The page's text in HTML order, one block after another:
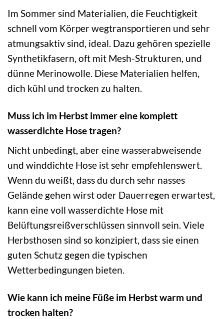
Im Sommer sind Materialien, die Feuchtigkeit
schnell vom Körper wegtransportieren und sehr
atmungsaktiv sind, ideal. Dazu gehören spezielle
Synthetikfasern, oft mit Mesh-Strukturen, und
dünne Merinowolle. Diese Materialien helfen,
dich kühl und trocken zu halten.
Muss ich im Herbst immer eine komplett
wasserdichte Hose tragen?
Nicht unbedingt, aber eine wasserabweisende
und winddichte Hose ist sehr empfehlenswert.
Wenn du weißt, dass du durch sehr nasses
Gelände gehen wirst oder Dauerregen erwartest,
kann eine voll wasserdichte Hose mit
Belüftungsreißverschlüssen sinnvoll sein. Viele
Herbsthosen sind so konzipiert, dass sie einen
guten Schutz gegen die typischen
Wetterbedingungen bieten.
Wie kann ich meine Füße im Herbst warm und
trocken halten?